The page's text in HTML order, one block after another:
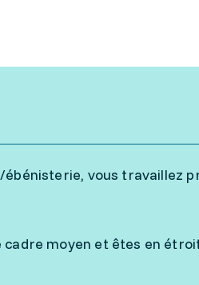
vous travaillez
moyen et êtes en